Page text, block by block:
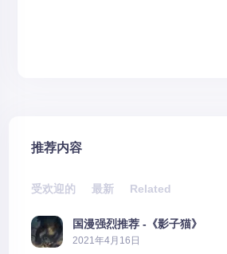
推荐内容
受欢迎的 最新 Related
国漫强烈推荐 -《影子猫》
2021年4月16日